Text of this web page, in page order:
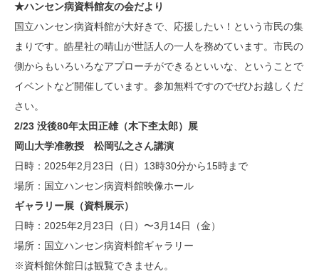
★ハンセン病資料館友の会だより
国立ハンセン病資料館が大好きで、応援したい！という市民の集
まりです。皓星社の晴山が世話人の一人を務めています。市民の
側からもいろいろなアプローチができるといいな、ということで
イベントなど開催しています。参加無料ですのでぜひお越しくだ
さい。
2/23 没後80年太田正雄（木下杢太郎）展
岡山大学准教授 松岡弘之さん講演
日時：2025年2月23日（日）13時30分から15時まで
場所：国立ハンセン病資料館映像ホール
ギャラリー展（資料展示）
日時：2025年2月23日（日）〜3月14日（金）
場所：国立ハンセン病資料館ギャラリー
※資料館休館日は観覧できません。